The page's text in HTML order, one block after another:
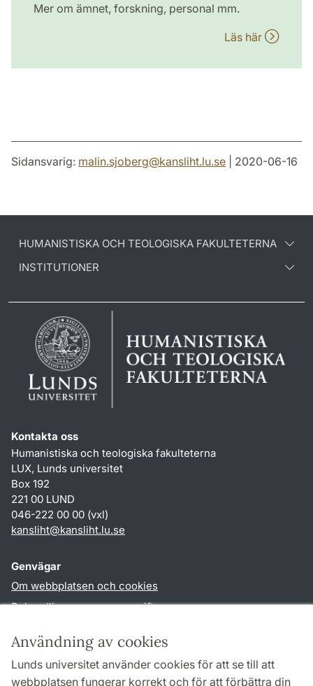
Användning av cookies
Lunds universitet använder cookies för att se till att
webbplatsen fungerar korrekt och för att förbättra din
Mer om ämnet, forskning, personal mm.
Läs här
Sidansvarig: malin.sjoberg@kansliht.lu.se | 2020-06-16
HUMANISTISKA OCH TEOLOGISKA FAKULTETERNA
INSTITUTIONER
Kontakta oss
Humanistiska och teologiska fakulteterna
LUX, Lunds universitet
Box 192
221 00 LUND
046-222 00 00 (vxl)
kansliht@kansliht.lu.se
Genvägar
Om webbplatsen och cookies
Behandling av personuppgifter
TYPO3-login